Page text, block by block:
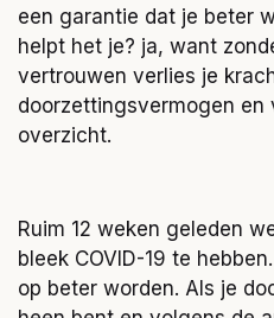
een garantie dat je beter
helpt het je? ja, want
vertrouwen verlies je
doorzettingsvermogen en
overzicht.
Ruim 12 weken geleden
bleek COVID-19 te
op beter worden. Als je